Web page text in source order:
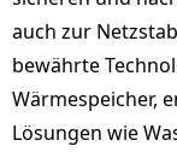
auch zur
bewährte
Wärmespeicher,
Lösungen wie